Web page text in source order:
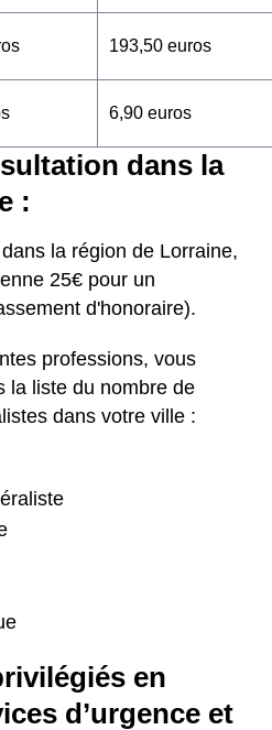
193,50 euros
6,90 euros
dans la
:
la région de Lorraine,
25€ pour un
d'honoraire).
professions, vous
la liste du nombre de
dans votre ville :
en
d’urgence et